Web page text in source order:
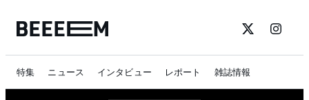
特集 ニュース インタビュー レポート 雑誌情報